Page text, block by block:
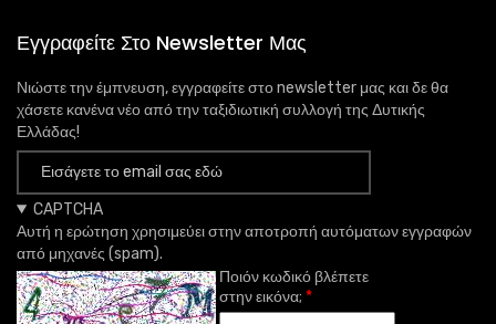
Εγγραφείτε Στο Newsletter Μας
Νιώστε την έμπνευση, εγγραφείτε στο newsletter μας και δε θα
χάσετε κανένα νέο από την ταξιδιωτική συλλογή της Δυτικής
Ελλάδας!
CAPTCHA
Αυτή η ερώτηση χρησιμεύει στην αποτροπή αυτόματων εγγραφών
από μηχανές (spam).
Ποιόν κωδικό βλέπετε
στην εικόνα;